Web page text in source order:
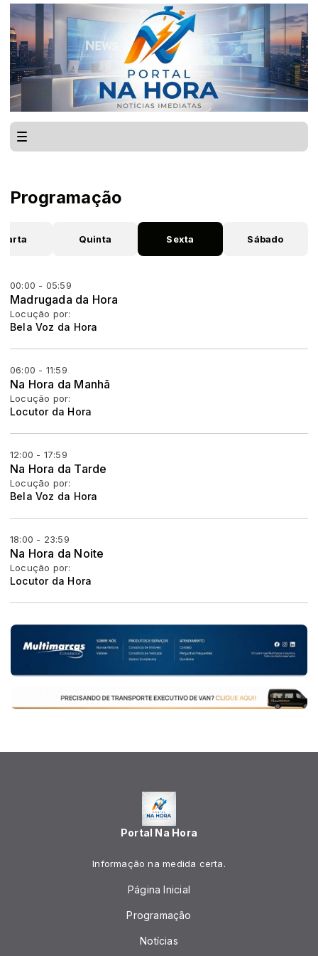
Programação
Quinta Sexta Sábado
00:00 - 05:59
Madrugada da Hora
Locução por:
Bela Voz da Hora
06:00 - 11:59
Na Hora da Manhã
Locução por:
Locutor da Hora
12:00 - 17:59
Na Hora da Tarde
Locução por:
Bela Voz da Hora
18:00 - 23:59
Na Hora da Noite
Locução por:
Locutor da Hora
Portal Na Hora
Informação na medida certa.
Página Inicial
Programação
Notícias